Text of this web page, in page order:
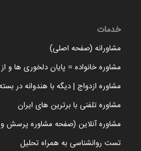
خدمات
مشاورانه (صفحه اصلی)
مشاوره خانواده = پایان دلخوری ها و
مشاوره ازدواج | دیگه با هندوانه در
مشاوره تلفنی با برترین های ایران
مشاوره آنلاین (صفحه مشاوره پرسش
تست روانشناسی به همراه تحلیل